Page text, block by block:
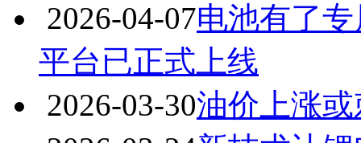
2026-04-07电池有了
平台已正式上线
2026-03-30油价上涨